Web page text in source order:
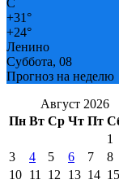
+31°
+24°
Ленино
Суббота, 08
Прогноз на неделю
Август 2026
Пн Вт Ср Чт Пт
1
3
4 5 6 7 8
10 11 12 13 14 15